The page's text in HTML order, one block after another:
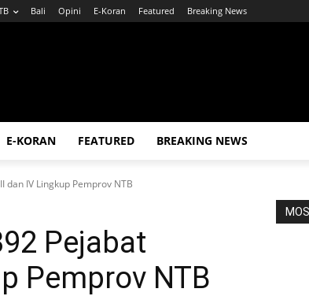
Bali Opini E-Koran Featured Breaking News
E-KORAN FEATURED BREAKING NEWS
dan IV Lingkup Pemprov NTB
Pejabat
Pemprov NTB